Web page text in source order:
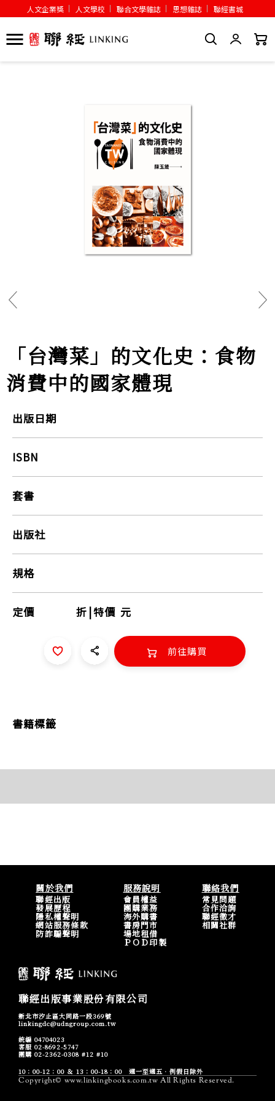
人文企業獎 人文學校 聯合文學雜誌 思想雜誌 聯經書城
「台灣菜」的文化史：食物
消費中的國家體現
出版日期
ISBN
套書
出版社
規格
定價 折 |特價 元
前往購買
書籍標籤
關於我們
聯經出版
發展歷程
隱私權聲明
網站服務條款
防詐騙聲明
服務說明
會員權益
團購業務
海外購書
書房門市
場地租借
ＰＯＤ印製
聯絡我們
常見問題
合作洽詢
聯經徵才
相關社群
聯經出版事業股份有限公司
新北市汐止區大同路一段369號
linkingdc@udngroup.com.tw
統編 04704023
客服 02-8692-5747
團購 02-2362-0308 #12 #10
10：00-12：00 ＆ 13：00-18：00 週一至週五．例假日除外
Copyright© www.linkingbooks.com.tw All Rights Reserved.